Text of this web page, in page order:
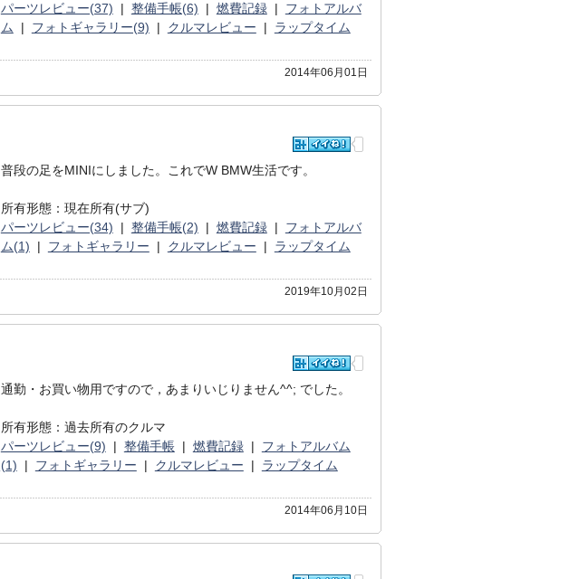
パーツレビュー(37) | 整備手帳(6) | 燃費記録| フォトアルバ
ム
| フォトギャラリー(9) | クルマレビュー | ラップタイム
2014年06月01日
普段の足をMINIにしました。これでW BMW生活です。
所有形態：現在所有(サブ)
パーツレビュー(34) | 整備手帳(2) | 燃費記録| フォトアルバ
ム(1) | フォトギャラリー | クルマレビュー | ラップタイム
2019年10月02日
通勤・お買い物用ですので，あまりいじりません^^; でした。
所有形態：過去所有のクルマ
パーツレビュー(9) | 整備手帳| 燃費記録| フォトアルバム
(1) | フォトギャラリー | クルマレビュー | ラップタイム
2014年06月10日